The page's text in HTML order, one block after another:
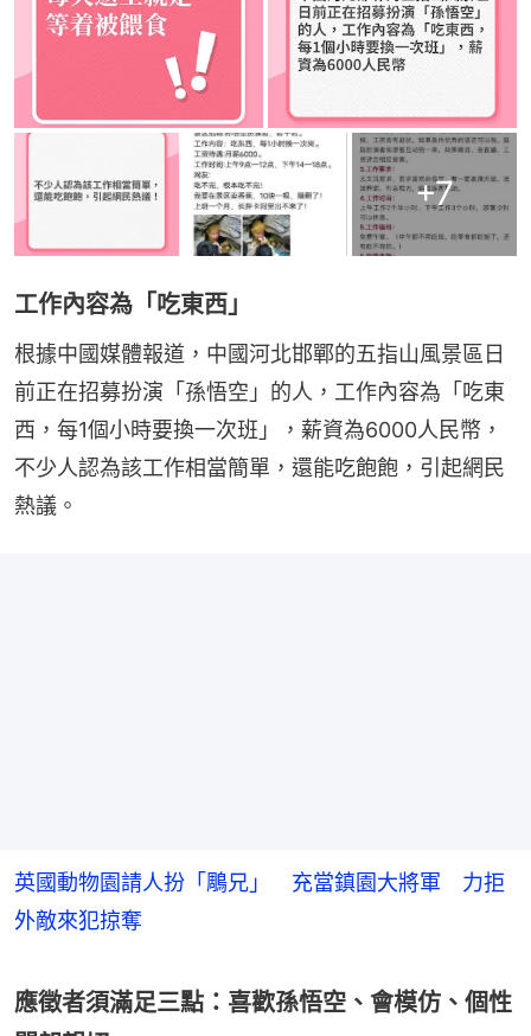
+7
工作內容為「吃東西」
根據中國媒體報道，中國河北邯鄲的五指山風景區日
前正在招募扮演「孫悟空」的人，工作內容為「吃東
西，每1個小時要換一次班」，薪資為6000人民幣，
不少人認為該工作相當簡單，還能吃飽飽，引起網民
熱議。
英國動物園請人扮「鵰兄」 充當鎮園大將軍 力拒
外敵來犯掠奪
應徵者須滿足三點：喜歡孫悟空、會模仿、個性